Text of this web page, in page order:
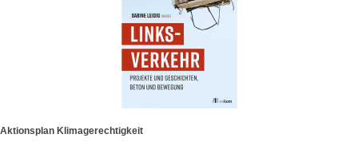
Aktionsplan Klimagerechtigkeit